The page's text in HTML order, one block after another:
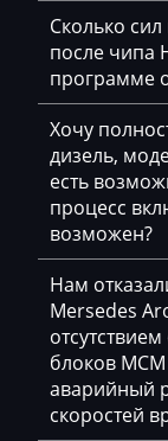
Faresin
Farmtrac
FAW
Fendt
Fiat
Ford
Foton
Freightliner
Furukawa
GAC
Сколько
после чипа
программе
Хочу
дизель,
есть
процесс
возможен?
Нам
Mersedes
блоков
аварийный
скоростей